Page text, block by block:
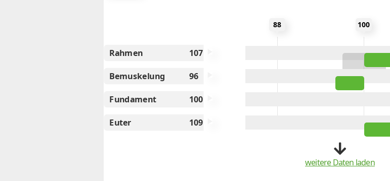
Rahmen 107
Bemuskelung 96
Fundament 100
Euter 109
weitere Daten laden